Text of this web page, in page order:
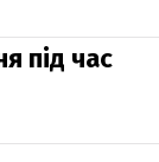
під час